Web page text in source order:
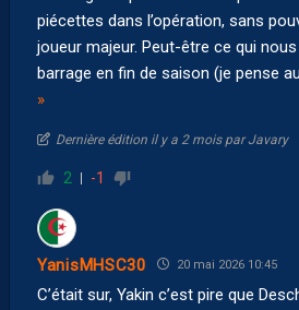
piécettes dans l’opération, sans
joueur majeur. Peut-être ce qui nous
barrage en fin de saison (je pense
»
Dernière édition il y a 2 mois par Javary
2 -1
YanisMHSC30 20 mai 2026 10:45
C’était sur, Yakin c’est pire que